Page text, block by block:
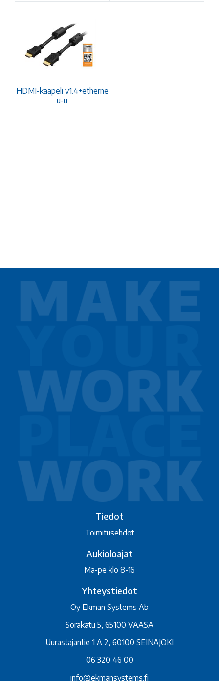
HDMI-kaapeli v1.4+etherne
u-u
Tiedot
Toimitusehdot
Aukioloajat
Ma-pe klo 8-16
Yhteystiedot
Oy Ekman Systems Ab
Sorakatu 5, 65100 VAASA
Uurastajantie 1 A 2, 60100 SEINÄJOKI
06 320 46 00
info@ekmansystems.fi